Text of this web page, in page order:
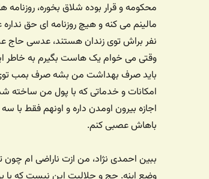
محکومه و قرار بوده شلاق بخوره،
مالینم می کنه و هیچ روزنامه ای حق
وقتی می خوام یک هاست بگیرم به خاطر
باید صرف بهداشت من بشه صرف بمب توی
امکانات و خدماتی که با پول من ساخته
اجازه بیرون اومدن داره و اونهم فقط با
باهاش عصبی کنم.
ببین احمدی نژاد، من ازت ناراضی ام